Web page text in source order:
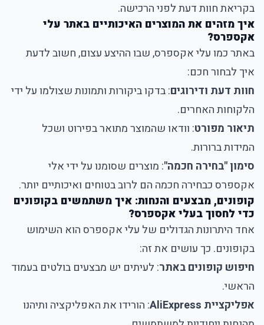
בקריאת חוות דעת לפני הרכישה.
איך מזהים את המוצרים האיכותיים באתר עלי
אקספרס?
באתר כמו עלי אקספרס, שבו ההיצע עצום, חשוב לדעת
איך לבחור חכם:
חוות דעת ודירוגים: בדקו ביקורות ותמונות שצולמו על ידי
הלקוחות האחרים.
תיאור מפורט: וודאו שהמוצר מתואר בפירוט ושכל
המידות ברורות.
סימון "בחירה חכמה": מוצרים שסומנו על ידי אלי
אקספרס כבחירה חכמה הם לרוב בטוחים ואיכותיים יותר.
קופונים, מבצעים והנחות: איך משתמשים בקופונים
כדי לחסוך בעלי אקספרס?
אחד היתרונות הגדולים של עלי אקספרס הוא השימוש
בקופונים. כך עושים את זה:
חיפוש קופונים באתר: לעיתים יש מבצעים בולטים בעמוד
הראשי.
אפליקציית AliExpress
: הורידו את האפליקציה ותיהנו